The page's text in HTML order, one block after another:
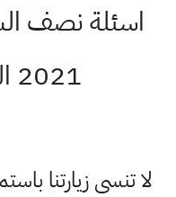
اسئلة نصف
2021 الثالث متوسط
لا تنسى زيارتنا